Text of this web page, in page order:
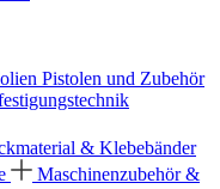
Pistolen und Zubehör
& Klebebänder
Maschinenzubehör &